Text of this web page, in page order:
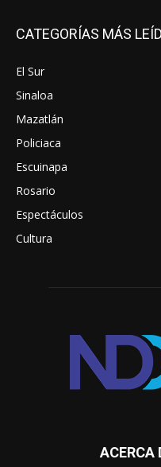
CATEGORÍAS MÁS
El Sur
Sinaloa
Mazatlán
Policiaca
Escuinapa
Rosario
Espectáculos
Cultura
ACERCA